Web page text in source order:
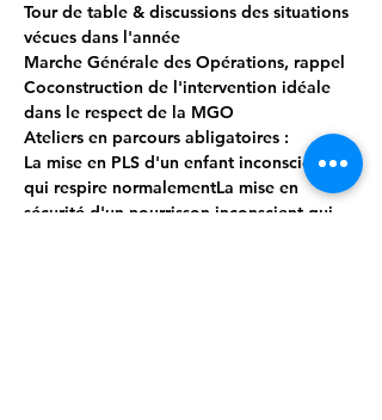
Tour de table & discussions des situations
vécues dans l'année
Marche Générale des Opérations, rappel
Coconstruction de l'intervention idéale
dans le respect de la MGO
Ateliers en parcours abligatoires :
La mise en PLS d'un enfant inconscient
qui respire normalementLa mise en
sécurité d'un nourrisson inconscient qui